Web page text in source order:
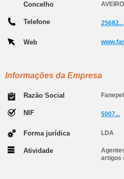
Concelho AVEIRO
Telefone 25682...
Web
Informações da Empresa
Razão Social
NIF 5007...
Forma jurídica LDA
Atividade
artigos